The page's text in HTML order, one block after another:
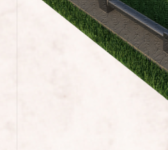
Проекти пам’ятників